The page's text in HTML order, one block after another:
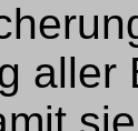
aller